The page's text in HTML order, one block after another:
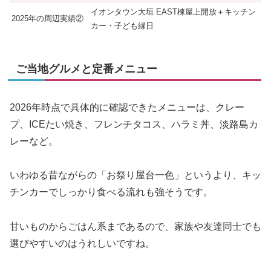
2025年の周辺実績②
イオンタウン大垣 EAST棟屋上開放＋キッチン
カー・子ども縁日
ご当地グルメと定番メニュー
2026年時点で具体的に確認できたメニューは、クレー
プ、ICEたい焼き、フレンチタコス、ハラミ丼、淡路島カ
レーなど。
いわゆる昔ながらの「お祭り屋台一色」というより、キッ
チンカーでしっかり食べる流れも強そうです。
甘いものからごはん系まであるので、家族や友達同士でも
選びやすいのはうれしいですね。